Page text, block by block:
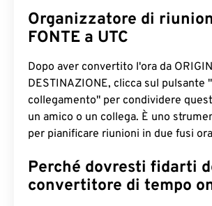
Organizzatore di
FONTE a UTC
Dopo aver convertito l'ora da
DESTINAZIONE, clicca sul pulsante
collegamento" per condividere
un amico o un collega. È uno
per pianificare riunioni in due fusi
Perché dovresti fidarti
convertitore di tempo